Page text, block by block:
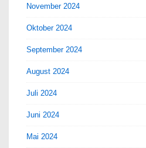
November 2024
Oktober 2024
September 2024
August 2024
Juli 2024
Juni 2024
Mai 2024